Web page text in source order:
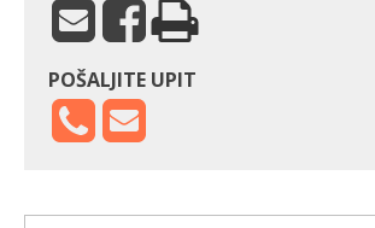
POŠALJITE UPIT